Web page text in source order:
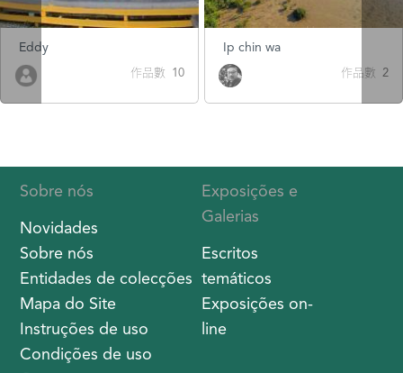
Eddy
作品數 10
Ip chin wa
作品數 2
Sobre nós
Novidades
Sobre nós
Entidades de colecções
Mapa do Site
Instruções de uso
Condições de uso
Exposições e
Galerias
Escritos
temáticos
Exposições on-
line